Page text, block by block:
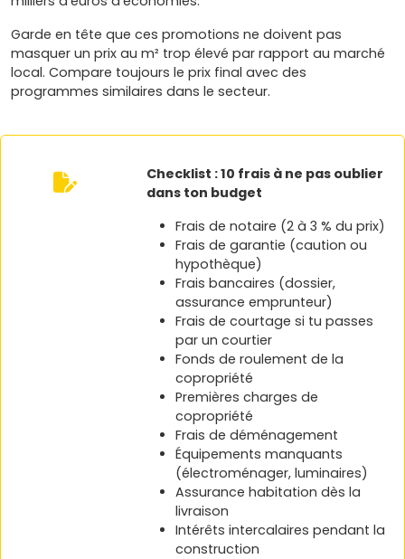
Garde en tête que ces promotions ne doivent pas
masquer un prix au m² trop élevé par rapport au marché
local. Compare toujours le prix final avec des
programmes similaires dans le secteur.
Checklist : 10 frais à ne pas oublier
dans ton budget
Frais de notaire (2 à 3 % du prix)
Frais de garantie (caution ou
hypothèque)
Frais bancaires (dossier,
assurance emprunteur)
Frais de courtage si tu passes
par un courtier
Fonds de roulement de la
copropriété
Premières charges de
copropriété
Frais de déménagement
Équipements manquants
(électroménager, luminaires)
Assurance habitation dès la
livraison
Intérêts intercalaires pendant la
construction